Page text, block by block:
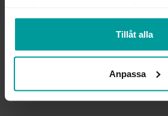
Tillåt alla
Anpassa